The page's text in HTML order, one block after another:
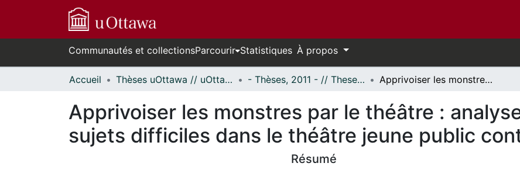
Communautés et collectionsParcourir Statistiques À propos
Accueil Thèses uOttawa // uOttawa Theses - Thèses, 2011 - // Theses, 2011 - Apprivoiser les monstres par le théâtre : analyse du traitement des sujets difficiles dans le théâtre jeune public contemporain au Québec
Apprivoiser les monstres par le théâtre :
sujets difficiles dans le théâtre jeune public
Résumé